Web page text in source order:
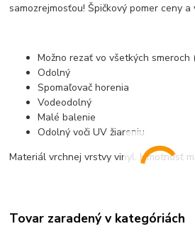
samozrejmosťou! Špičkový pomer ceny a
Možno rezať vo všetkých smeroch
Odolný
Spomaľovač horenia
Vodeodolný
Malé balenie
Odolný voči UV žiareniu
Materiál vrchnej vrstvy vinyl. Hmotnosť
Tovar zaradený v kategóriách